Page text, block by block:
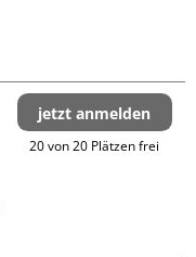
jetzt anmelden
20 von 20 Plätzen frei